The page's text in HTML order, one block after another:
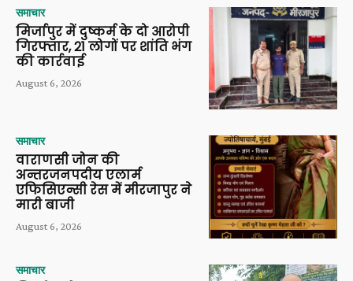
समाचार
मिर्जापुर में दुष्कर्म के दो आरोपी
गिरफ्तार, 21 लोगों पर शांति भंग
की कार्रवाई
August 6, 2026
समाचार
वाराणसी जोन की
अन्तरजनपदीय एलार्म
एफिसिएन्सी रेस में मीरजापुर ने
मारी बाजी
August 6, 2026
समाचार